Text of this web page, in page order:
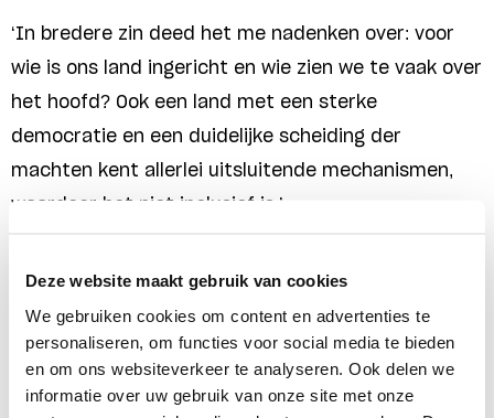
Deze website maakt gebruik van cookies
We gebruiken cookies om content en advertenties te
personaliseren, om functies voor social media te bieden
en om ons websiteverkeer te analyseren. Ook delen we
informatie over uw gebruik van onze site met onze
‘In bredere zin deed het me nadenken over: voor
wie is ons land ingericht en wie zien we te vaak over
het hoofd? Ook een land met een sterke
democratie en een duidelijke scheiding der
machten kent allerlei uitsluitende mechanismen,
waardoor het niet inclusief is.’
‘Ik voel dat ik zelf de wind in de rug heb gehad om
hier te komen. Er was begrip voor mijn puberale
uitspattingen en ik kreeg regelmatig het voordeel
van de twijfel. Maar ik weet ook dat dat té vaak niet